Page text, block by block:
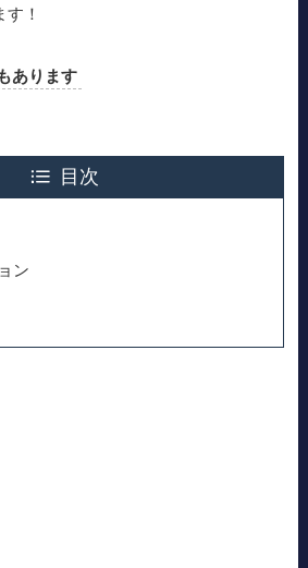
！
あります
目次
ン